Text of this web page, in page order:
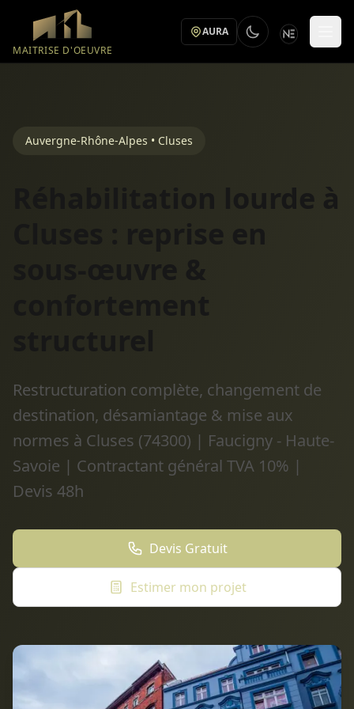
Aller au contenu principal
MAITRISE D'OEUVRE
AURA
Auvergne-Rhône-Alpes • Cluses
Restructuration complète, changement de
destination, désamiantage & mise aux
normes à Cluses (74300) | Faucigny - Haute-
Savoie | Contractant général TVA 10% |
Devis 48h
Devis Gratuit
Estimer mon projet